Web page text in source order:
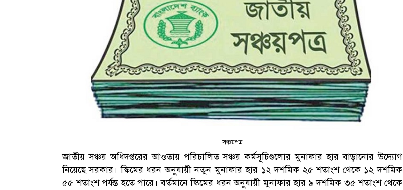
সঞ্চয়পত্র
জাতীয় সঞ্চয় অধিদপ্তরের আওতায় পরিচালিত সঞ্চয় কর্মসূচিগুলোর মুনাফার হার বাড়ানোর উদ্যোগ
নিয়েছে সরকার। স্কিমের ধরন অনুযায়ী নতুন মুনাফার হার ১২ দশমিক ২৫ শতাংশ থেকে ১২ দশমিক
৫৫ শতাংশ পর্যন্ত হতে পারে। বর্তমানে স্কিমের ধরন অনুযায়ী মুনাফার হার ৯ দশমিক ৩৫ শতাংশ থেকে